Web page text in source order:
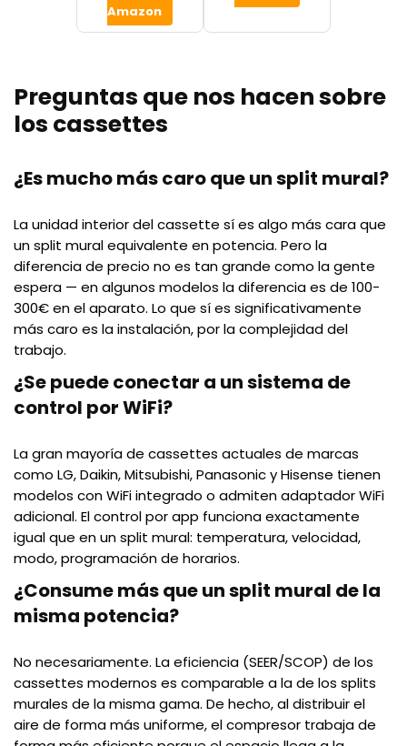
Amazon
Preguntas que nos hacen sobre
los cassettes
¿Es mucho más caro que un split mural?
La unidad interior del cassette sí es algo más cara que
un split mural equivalente en potencia. Pero la
diferencia de precio no es tan grande como la gente
espera — en algunos modelos la diferencia es de 100-
300€ en el aparato. Lo que sí es significativamente
más caro es la instalación, por la complejidad del
trabajo.
¿Se puede conectar a un sistema de
control por WiFi?
La gran mayoría de cassettes actuales de marcas
como LG, Daikin, Mitsubishi, Panasonic y Hisense tienen
modelos con WiFi integrado o admiten adaptador WiFi
adicional. El control por app funciona exactamente
igual que en un split mural: temperatura, velocidad,
modo, programación de horarios.
¿Consume más que un split mural de la
misma potencia?
No necesariamente. La eficiencia (SEER/SCOP) de los
cassettes modernos es comparable a la de los splits
murales de la misma gama. De hecho, al distribuir el
aire de forma más uniforme, el compresor trabaja de